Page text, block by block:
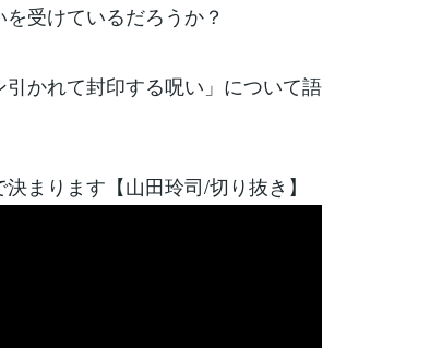
受けているだろうか？
かれて封印する呪い」について語
まります【山田玲司/切り抜き】